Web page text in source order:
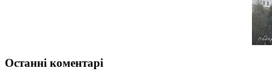
Останні коментарі